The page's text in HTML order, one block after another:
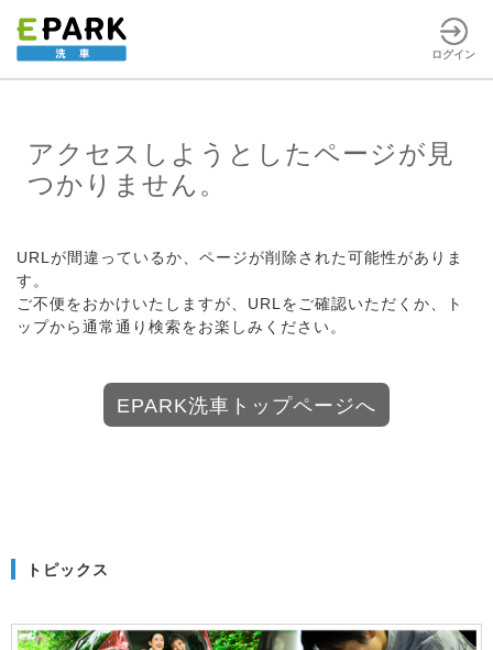
ログイン
アクセスしようとしたページが見
つかりません。
URLが間違っているか、ページが削除された可能性がありま
す。
ご不便をおかけいたしますが、URLをご確認いただくか、ト
ップから通常通り検索をお楽しみください。
EPARK洗車トップページへ
トピックス